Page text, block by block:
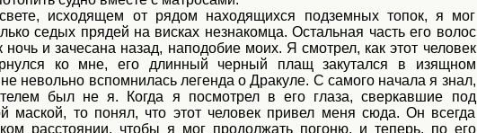
исходящем от рядом находящихся подземных топок, я мог
седых прядей на висках незнакомца. Остальная часть его волос
ночь и зачесана назад, наподобие моих. Я смотрел, как этот человек
ко мне, его длинный черный плащ закутался в изящном
невольно вспомнилась легенда о Дракуле. С самого начала я знал,
был не я. Когда я посмотрел в его глаза, сверкавшие под
маской, то понял, что этот человек привел меня сюда. Он всегда
расстоянии, чтобы я мог продолжать погоню, и теперь, по его